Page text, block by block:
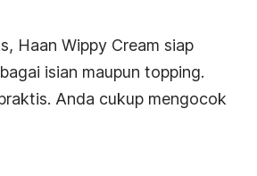
Haan Wippy Cream siap
isian maupun topping.
Anda cukup mengocok